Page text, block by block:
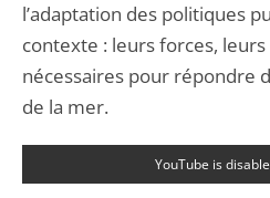
l’adaptation des politiques
contexte : leurs forces,
nécessaires pour répondre
de la mer.
YouTube is